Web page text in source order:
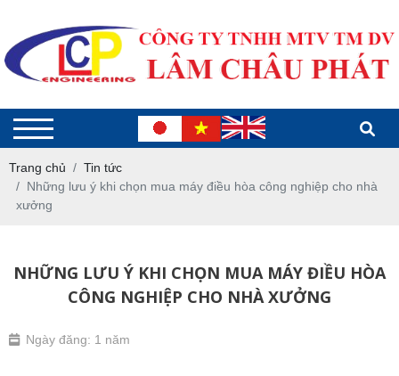
Trang chủ
Tin tức
Những lưu ý khi chọn mua máy điều hòa công nghiệp cho nhà
xưởng
NHỮNG LƯU Ý KHI CHỌN MUA MÁY ĐIỀU HÒA
CÔNG NGHIỆP CHO NHÀ XƯỞNG
Ngày đăng: 1 năm